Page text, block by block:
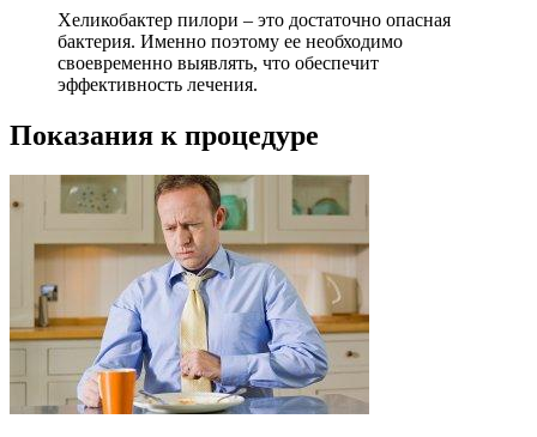
Хеликобактер пилори – это достаточно опасная
бактерия. Именно поэтому ее необходимо
своевременно выявлять, что обеспечит
эффективность лечения.
Показания к процедуре